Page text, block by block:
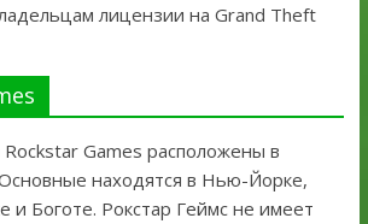
лицензии на Grand Theft
Games расположены в
находятся в Нью-Йорке,
Боготе. Рокстар Геймс не имеет